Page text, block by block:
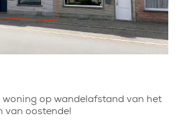
woning op wandelafstand van het
van oostende!